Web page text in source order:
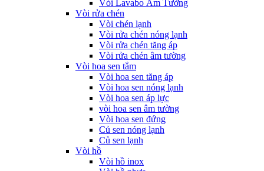
Vòi Lavabo Âm Tường
Vòi rửa chén
Vòi chén lạnh
Vòi rửa chén nóng lạnh
Vòi rửa chén tăng áp
Vòi rửa chén âm tường
Vòi hoa sen tắm
Vòi hoa sen tăng áp
Vòi hoa sen nóng lạnh
Vòi hoa sen áp lực
vòi hoa sen âm tường
Vòi hoa sen đứng
Củ sen nóng lạnh
Củ sen lạnh
Vòi hồ
Vòi hồ inox